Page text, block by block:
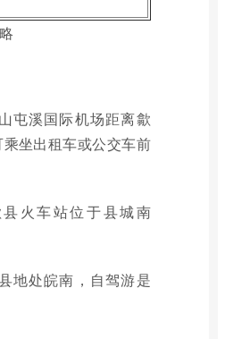
屯溪国际机场距离歙
坐出租车或公交车前
县火车站位于县城南
地处皖南，自驾游是